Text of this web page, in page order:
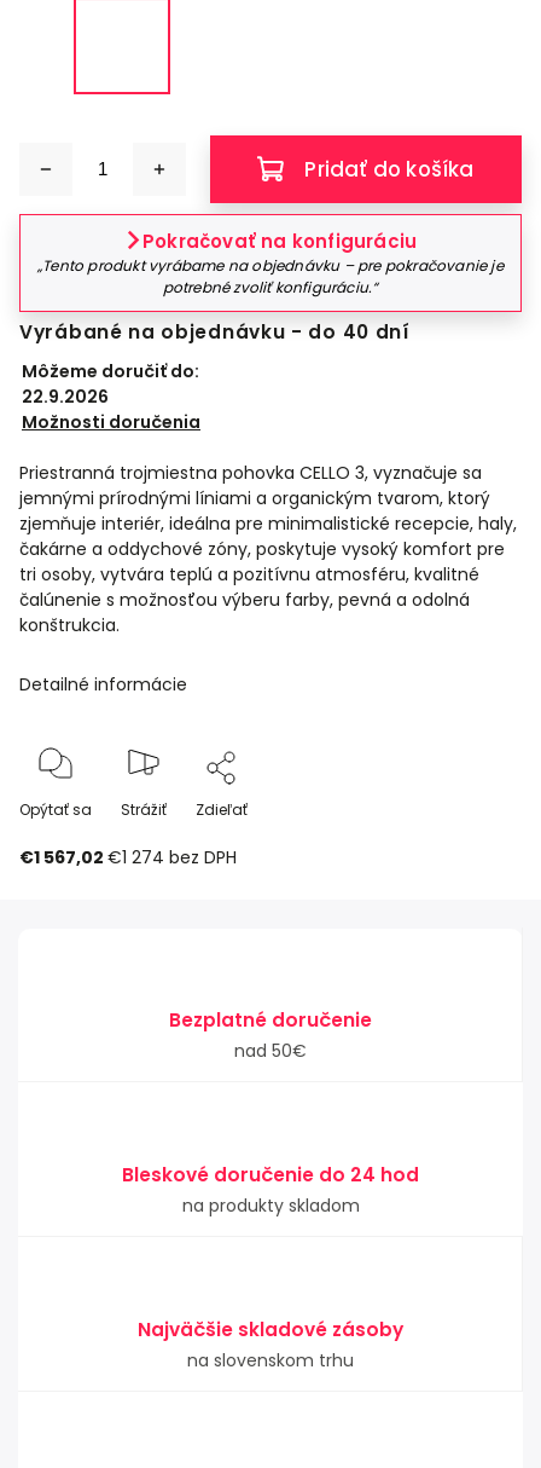
€1 567,02 €1 274 bez DPH
Vyrábané na objednávku - do 40 dní
Môžeme doručiť do:
22.9.2026
Možnosti doručenia
Pokračovať na konfiguráciu
„Tento produkt vyrábame na objednávku – pre pokračovanie je
potrebné zvoliť konfiguráciu.“
Pridať do košíka
Priestranná trojmiestna pohovka CELLO 3, vyznačuje sa
jemnými prírodnými líniami a organickým tvarom, ktorý
zjemňuje interiér, ideálna pre minimalistické recepcie, haly,
čakárne a oddychové zóny, poskytuje vysoký komfort pre
tri osoby, vytvára teplú a pozitívnu atmosféru, kvalitné
čalúnenie s možnosťou výberu farby, pevná a odolná
konštrukcia.
Detailné informácie
Opýtať sa Strážiť Zdieľať
Bezplatné doručenie
nad 50€
Bleskové doručenie do 24 hod
na produkty skladom
Najväčšie skladové zásoby
na slovenskom trhu